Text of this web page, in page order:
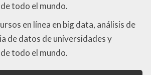
todo el mundo.
en línea en big data, análisis de
de datos de universidades y
todo el mundo.